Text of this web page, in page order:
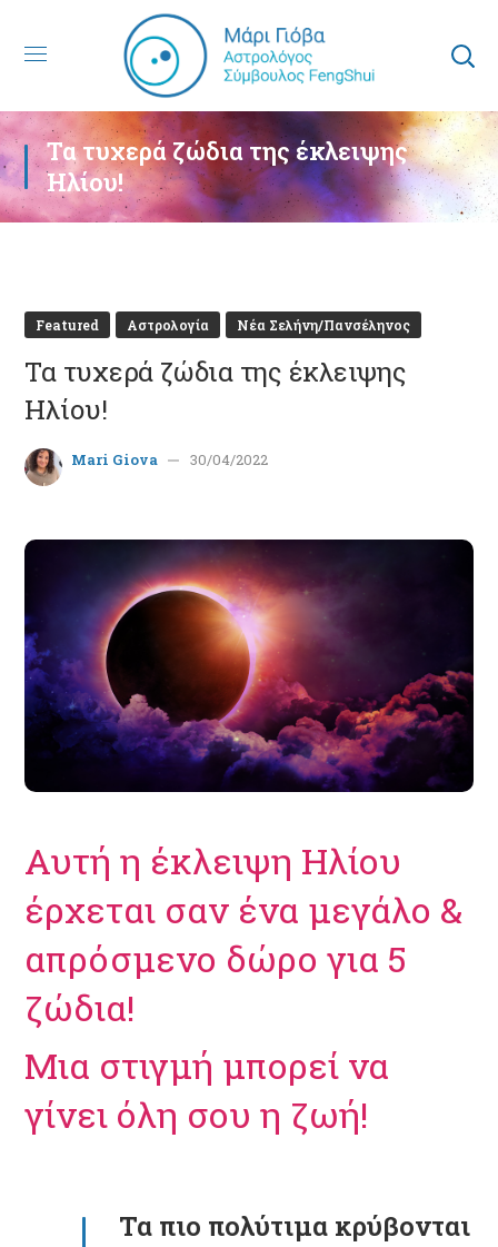
Τα τυχερά ζώδια της έκλειψης
Ηλίου!
Featured Αστρολογία Νέα Σελήνη/Πανσέληνος
Τα τυχερά ζώδια της έκλειψης
Ηλίου!
Mari Giova 30/04/2022
Αυτή η έκλειψη Ηλίου
έρχεται σαν ένα μεγάλο &
απρόσμενο δώρο για 5
ζώδια!
Μια στιγμή μπορεί να
γίνει όλη σου η ζωή!
Τα πιο πολύτιμα κρύβονται